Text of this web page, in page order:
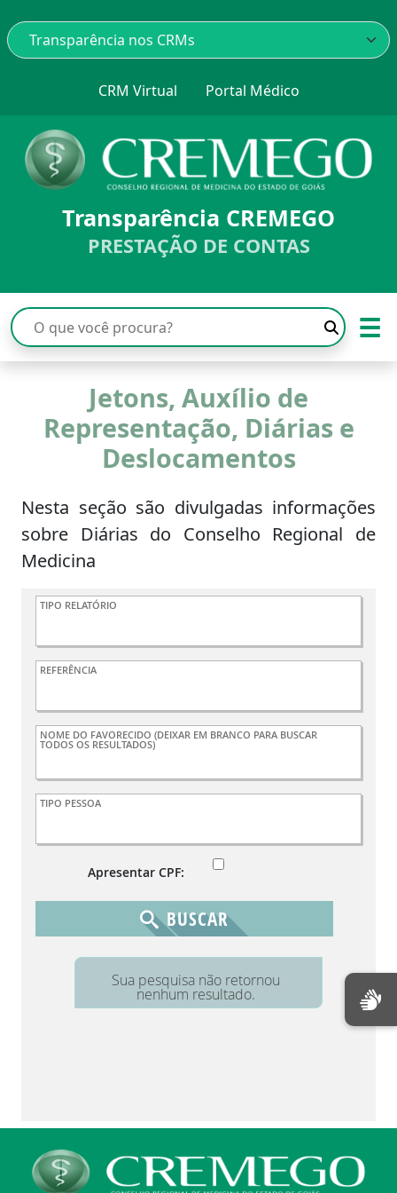
CRM Virtual Portal Médico
Transparência CREMEGO
PRESTAÇÃO DE CONTAS
☰
Jetons, Auxílio de
Representação, Diárias e
Deslocamentos
Nesta seção são divulgadas informações
sobre Diárias do Conselho Regional de
Medicina